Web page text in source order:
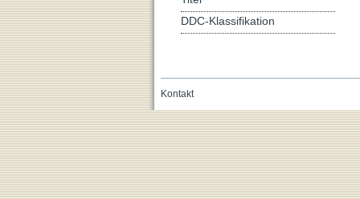
DDC-Klassifikation
Kontakt